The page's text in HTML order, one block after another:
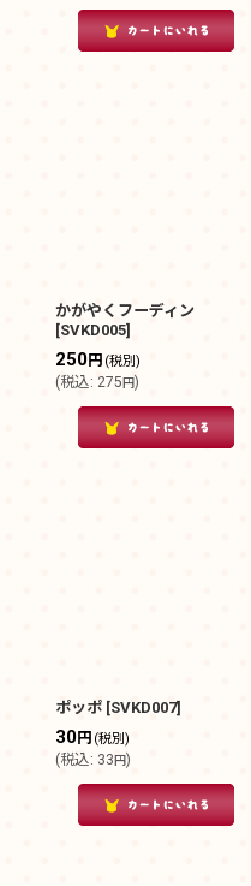
かがやくフーディン
[SVKD005]
250円 (税別)
(税込: 275円)
ポッポ [SVKD007]
30円 (税別)
(税込: 33円)